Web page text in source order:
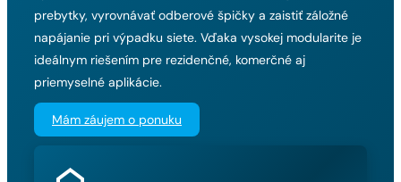
prebytky, vyrovnávať odberové špičky a zaistiť záložné
napájanie pri výpadku siete. Vďaka vysokej modularite je
ideálnym riešením pre rezidenčné, komerčné aj
priemyselné aplikácie.
Mám záujem o ponuku